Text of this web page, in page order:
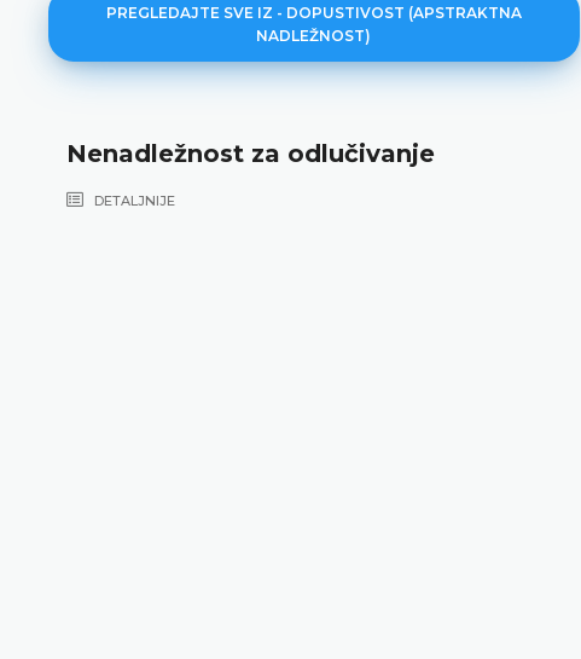
PREGLEDAJTE SVE IZ - DOPUSTIVOST (APSTRAKTNA
NADLEŽNOST)
Nenadležnost za odlučivanje
DETALJNIJE